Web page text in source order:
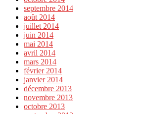
septembre 2014
août 2014
juillet 2014
juin 2014
mai 2014
avril 2014
mars 2014
février 2014
janvier 2014
décembre 2013
novembre 2013
octobre 2013